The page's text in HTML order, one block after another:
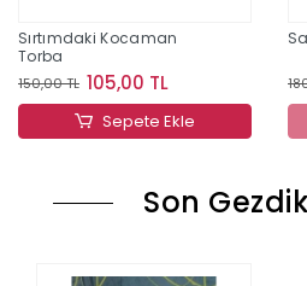
Sırtımdaki Kocaman
Torba
150,00 TL 105,00 TL
Sepete Ekle
Son